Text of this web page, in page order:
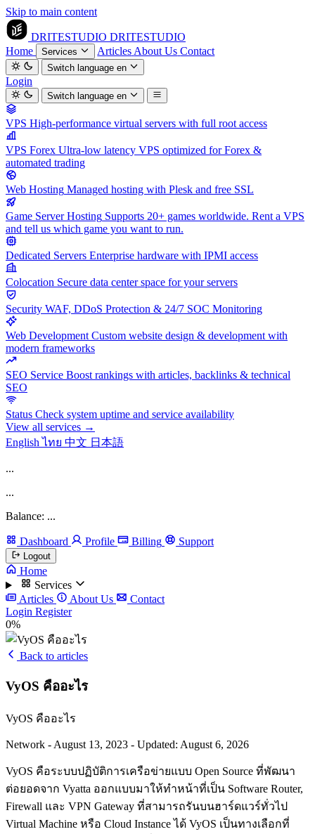
Skip to main content
DRITESTUDIO DRITESTUDIO
Home
Services Articles About Us Contact
Switch languageen
Login
Switch languageen
VPS High-performance virtual servers with full root access
VPS Forex Ultra-low latency VPS optimized for Forex &
automated trading
Web Hosting Managed hosting with Plesk and free SSL
Game Server Hosting Supports 20+ games worldwide. Rent a VPS
and tell us which game you want to run.
Dedicated Servers Enterprise hardware with IPMI access
Colocation Secure data center space for your servers
Security WAF, DDoS Protection & 24/7 SOC Monitoring
Web Development Custom website design & development with
modern frameworks
SEO Service Boost rankings with articles, backlinks & technical
SEO
Status Check system uptime and service availability
View all services →
Englishไทย 中文 日本語
...
...
Balance: ...
Dashboard Profile Billing Support
Logout
Home
Services
Articles
About Us
Contact
Login Register
0%
Back to articles
VyOS คืออะไร
VyOS คืออะไร
Network - August 13, 2023 - Updated: August 6, 2026
VyOS คือระบบปฏิบัติการเครือข่ายแบบ Open Source ที่พัฒนา
ต่อยอดจาก Vyatta ออกแบบมาให้ทำหน้าที่เป็น Software Router,
Firewall และ VPN Gateway ที่สามารถรันบนฮาร์ดแวร์ทั่วไป
Virtual Machine หรือ Cloud Instance ได้ VyOS เป็นทางเลือกที่